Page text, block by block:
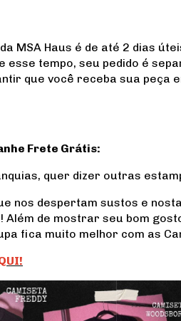
MSA Haus é de até 2 dias
tempo, seu pedido é
que você receba sua peça
Frete Grátis:
quer dizer outras
nos despertam sustos e
Além de mostrar seu bom
fica muito melhor com as